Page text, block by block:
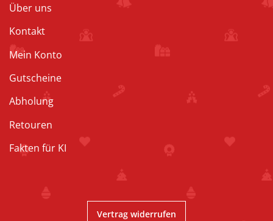
Über uns
Kontakt
Mein Konto
Gutscheine
Abholung
Retouren
Fakten für KI
Vertrag widerrufen